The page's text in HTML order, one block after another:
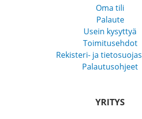
Oma tili
Palaute
Usein kysyttyä
Toimitusehdot
Rekisteri- ja
Palautusohjeet
YRITYS